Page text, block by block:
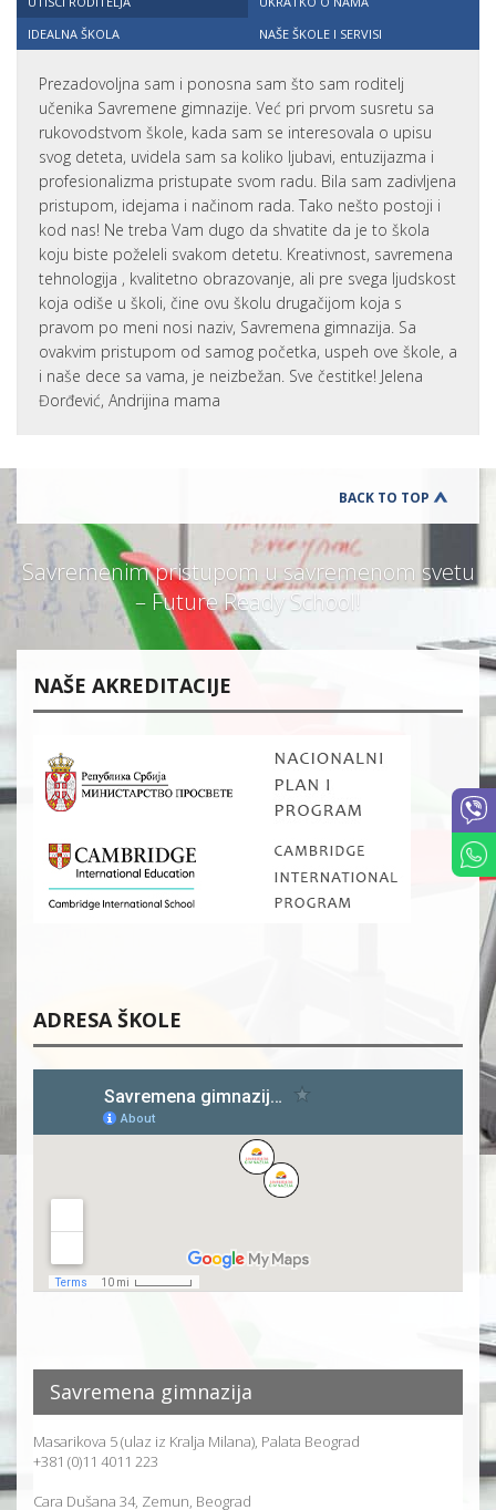
IDEALNA ŠKOLA
NAŠE ŠKOLE I SERVISI
Prezadovoljna sam i ponosna sam što sam roditelj
učenika Savremene gimnazije. Već pri prvom susretu sa
rukovodstvom škole, kada sam se interesovala o upisu
svog deteta, uvidela sam sa koliko ljubavi, entuzijazma i
profesionalizma pristupate svom radu. Bila sam zadivljena
pristupom, idejama i načinom rada. Tako nešto postoji i
kod nas! Ne treba Vam dugo da shvatite da je to škola
koju biste poželeli svakom detetu. Kreativnost, savremena
tehnologija , kvalitetno obrazovanje, ali pre svega ljudskost
koja odiše u školi, čine ovu školu drugačijom koja s
pravom po meni nosi naziv, Savremena gimnazija. Sa
ovakvim pristupom od samog početka, uspeh ove škole, a
i naše dece sa vama, je neizbežan. Sve čestitke! Jelena
Đorđević, Andrijina mama
BACK TO TOP
Savremenim pristupom u savremenom svetu
– Future Ready School!
NAŠE AKREDITACIJE
ADRESA ŠKOLE
Savremena gimnazija
Masarikova 5 (ulaz iz Kralja Milana), Palata Beograd
+381 (0)11 4011 223
Cara Dušana 34, Zemun, Beograd